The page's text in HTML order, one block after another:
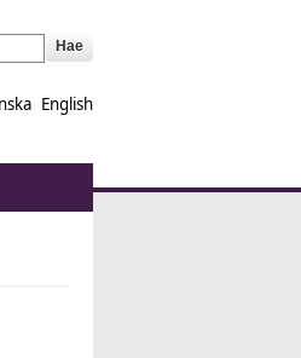
English